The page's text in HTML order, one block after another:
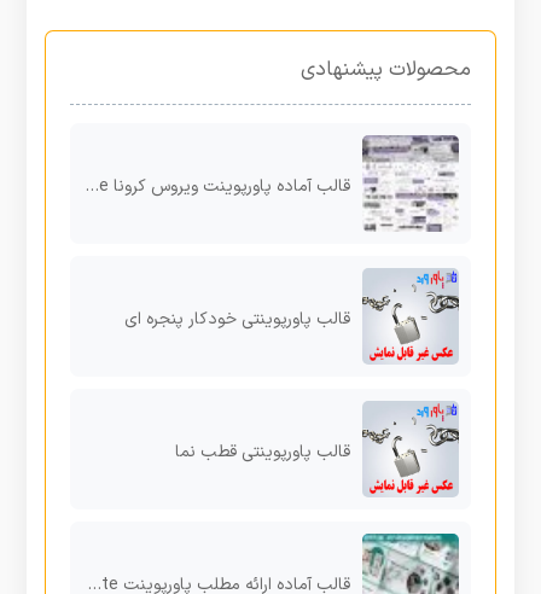
محصولات پیشنهادی
قالب آماده پاورپوینت ویروس کرونا Corona – Medical Powerpoint Template
قالب پاورپوینتی خودکار پنجره ای
قالب پاورپوینتی قطب نما
قالب آماده ارائه مطلب پاورپوینت Kittycare – Pets Powerpoint Template